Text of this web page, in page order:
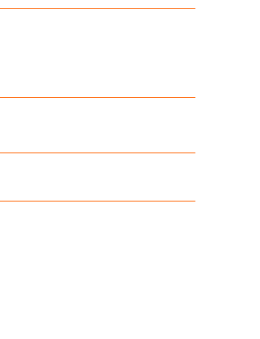
Wyślij